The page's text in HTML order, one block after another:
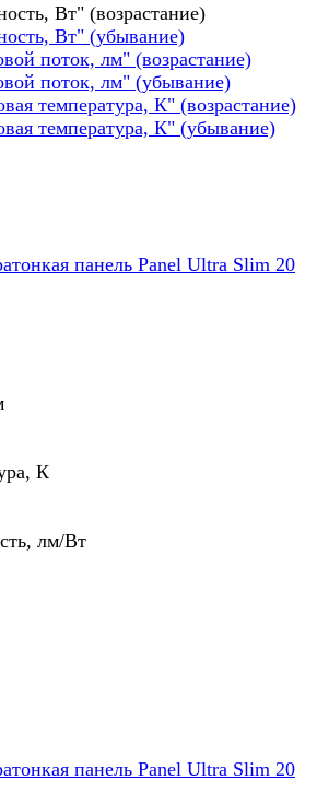
Вт" (возрастание)
Вт" (убывание)
поток, лм" (возрастание)
поток, лм" (убывание)
температура, К" (возрастание)
температура, К" (убывание)
панель Panel Ultra Slim 20
К
лм/Вт
панель Panel Ultra Slim 20